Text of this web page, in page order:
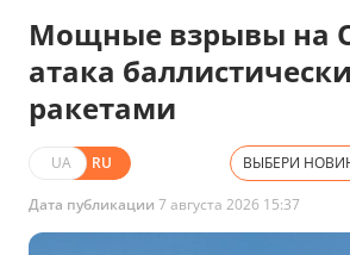
Мощные взрывы на
атака
ракетами
UA RU ВЫБЕРИ
Дата публикации 7 августа 2026 15:37